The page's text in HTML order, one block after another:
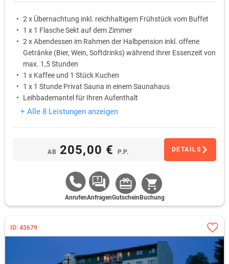
2 x Übernachtung inkl. reichhaltigem Frühstück vom Buffet
1 x 1 Flasche Sekt auf dem Zimmer
2 x Abendessen im Rahmen der Halbpension inkl. offene
Getränke (Bier, Wein, Softdrinks) während Ihrer Essenzeit von
max. 1,5 Stunden
1 x Kaffee und 1 Stück Kuchen
1 x 1 Stunde Privat Sauna in einem Saunahaus
Leihbademantel für Ihren Aufenthalt
+ Alle 8 Leistungen anzeigen
AB 205,00 € P.P. DETAILS
AnrufenAnfragenGutschein Buchung
ID: 43679